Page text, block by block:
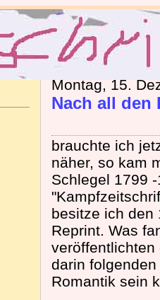
Montag, 15.
Nach all den
brauchte ich
näher, so kam
Schlegel 1799
besitze ich den
Reprint. Was
veröffentlichten
darin
Romantik sein